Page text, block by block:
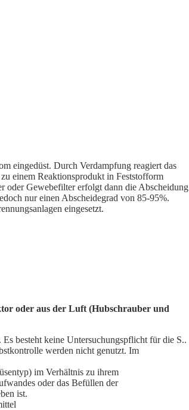
eingedüst. Durch Verdampfung reagiert das
einem Reaktionsprodukt in Feststofform
oderGewebefilter erfolgt dann dieAbscheidung
nur einen Abscheidegrad von 85-95%.
eingesetzt.
oder aus der Luft (Hubschrauber und
besteht keine Untersuchungspflicht für die S..
werden nicht genutzt. Im
im Verhältnis zu ihrem
oder das Befüllen der
ist.